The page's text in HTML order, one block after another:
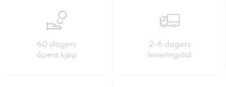
60 dagers
åpent kjøp
2-6 dagers
leveringstid